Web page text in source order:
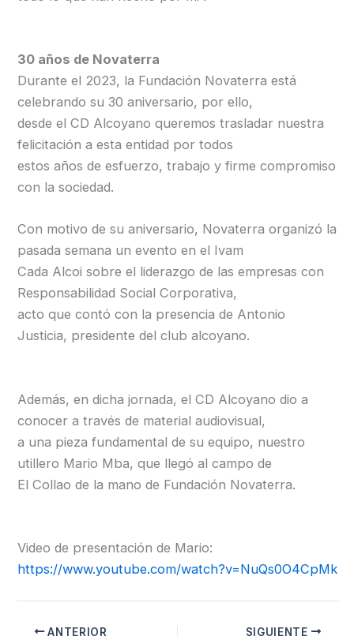
30 años de Novaterra
Durante el 2023, la Fundación Novaterra está
celebrando su 30 aniversario, por ello,
desde el CD Alcoyano queremos trasladar nuestra
felicitación a esta entidad por todos
estos años de esfuerzo, trabajo y firme compromiso
con la sociedad.
Con motivo de su aniversario, Novaterra organizó la
pasada semana un evento en el Ivam
Cada Alcoi sobre el liderazgo de las empresas con
Responsabilidad Social Corporativa,
acto que contó con la presencia de Antonio
Justicia, presidente del club alcoyano.
Además, en dicha jornada, el CD Alcoyano dio a
conocer a través de material audiovisual,
a una pieza fundamental de su equipo, nuestro
utillero Mario Mba, que llegó al campo de
El Collao de la mano de Fundación Novaterra.
Video de presentación de Mario:
https://www.youtube.com/watch?v=NuQs0O4CpMk
ANTERIOR SIGUIENTE